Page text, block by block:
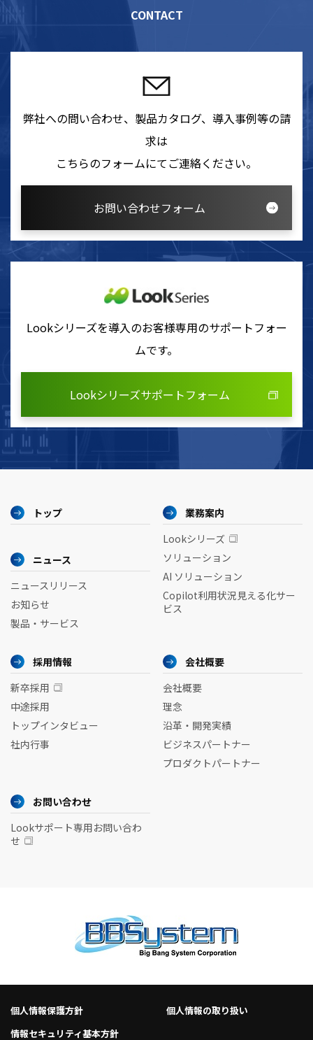
CONTACT
弊社への問い合わせ、製品カタログ、導入事例等の請
求は
こちらのフォームにてご連絡ください。
お問い合わせフォーム
Lookシリーズを導入のお客様専用のサポートフォー
ムです。
Lookシリーズサポートフォーム
トップ
ニュース
ニュースリリース
お知らせ
製品・サービス
業務案内
Lookシリーズ
ソリューション
AI ソリューション
Copilot利用状況見える化サー
ビス
採用情報
新卒採用
中途採用
トップインタビュー
社内行事
会社概要
会社概要
理念
沿革・開発実績
ビジネスパートナー
プロダクトパートナー
お問い合わせ
Lookサポート専用お問い合わ
せ
個人情報保護方針
個人情報の取り扱い
情報セキュリティ基本方針